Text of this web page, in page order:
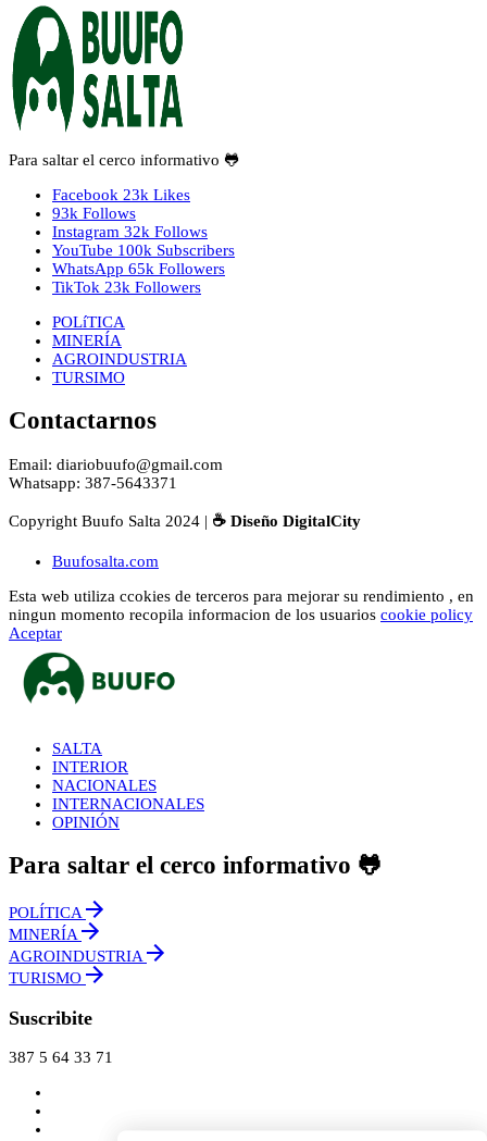
Para saltar el cerco informativo 🐸
Facebook 23k Likes
93k Follows
Instagram 32k Follows
YouTube 100k Subscribers
WhatsApp 65k Followers
TikTok 23k Followers
POLíTICA
MINERÍA
AGROINDUSTRIA
TURSIMO
Contactarnos
Email: diariobuufo@gmail.com
Whatsapp: 387-5643371
Copyright Buufo Salta 2024 | ☕ Diseño DigitalCity
Buufosalta.com
Esta web utiliza ccokies de terceros para mejorar su rendimiento , en
ningun momento recopila informacion de los usuarios cookie policy
Aceptar
SALTA
INTERIOR
NACIONALES
INTERNACIONALES
OPINIÓN
Para saltar el cerco informativo 🐸
POLÍTICA
MINERÍA
AGROINDUSTRIA
TURISMO
Suscribite
387 5 64 33 71